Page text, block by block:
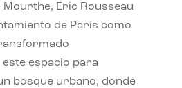
Mourthe, Eric Rousseau
de París como
espacio para
bosque urbano, donde